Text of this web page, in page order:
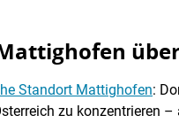
Standort Mattighofen:
zu konzentrieren